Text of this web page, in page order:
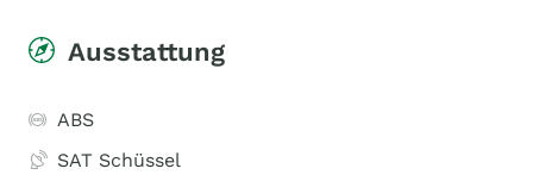
Ausstattung
ABS
SAT Schüssel